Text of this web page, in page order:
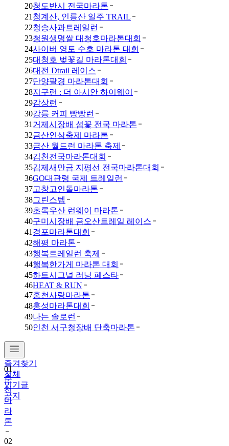
20청도반시 전국마라톤
21 청계산, 인릉산 일주 TRAIL
22청송사과트레일런
23청원생명쌀 대청호마라톤대회
24사이버 영토 수호 마라톤 대회
25대청호 벚꽃길 마라톤대회
26대전 Dtrail 레이스
27단양팔경 마라톤대회
28지구런 : 더 아시안 하이웨이
29감상런
30강릉 커피 빵빵런
31 거제시장배 섬꽃 전국 마라톤
32금산인삼축제 마라톤
33금산 월드런 마라톤 축제
34김천전국마라톤대회
35김제새만금 지평선 전국마라톤대회
36GO대관령 국제 트레일런
37고창고인돌마라톤
38그린스텝
39초록우산 런웨이 마라톤
40구미시장배 금오산트레일 레이스
41 경포마라톤대회
42해평 마라톤
43행복트레일런 축제
44행복한가게 마라톤 대회
45하트시그널 러닝 페스타
46HEAT & RUN
47홍천사랑마라톤
48홍성마라톤대회
49나는 솔로런
50인천 서구청장배 단축마라톤
즐겨찾기
전체
인기글
공지
01
춘
천
마
라
톤
02